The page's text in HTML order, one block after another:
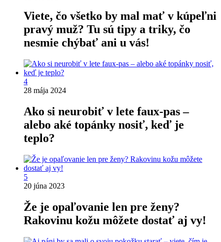
Viete, čo všetko by mal mať v kúpeľni
pravý muž? Tu sú tipy a triky, čo
nesmie chýbať ani u vás!
4
28 mája 2024
Ako si neurobiť v lete faux-pas –
alebo aké topánky nosiť, keď je
teplo?
5
20 júna 2023
Že je opaľovanie len pre ženy?
Rakovinu kožu môžete dostať aj vy!